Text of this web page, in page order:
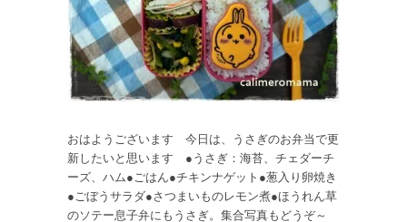
おはようございます 今日は、うさぎのお弁当で更
新したいと思います ●うさぎ：海苔、チェダーチ
ーズ、ハム●ごはん●チキンナゲット●葱入り卵焼き
●ごぼうサラダ●さつまいものレモン煮●ほうれん草
のソテー息子弁にもうさぎ。集合写真もどうぞ～